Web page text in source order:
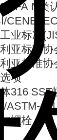
N类
业标准
亚标准
亚标准
项
316 SST
ASTM-A-
螺栓